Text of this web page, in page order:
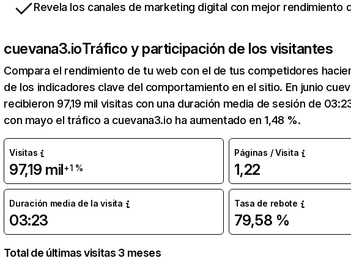
Revela los canales de marketing digital con mejor rendimiento
cuevana3.ioTráfico y participación de los visitantes
Compara el rendimiento de tu web con el de tus competidores
de los indicadores clave del comportamiento en el sitio. En junio
recibieron 97,19 mil visitas con una duración media de sesión de
con mayo el tráfico a cuevana3.io ha aumentado en 1,48 %.
Visitas
97,19 mil+1 %
Páginas / Visita
1,22
Duración media de la visita
03:23
Tasa de rebote
79,58 %
Total de últimas visitas 3 meses